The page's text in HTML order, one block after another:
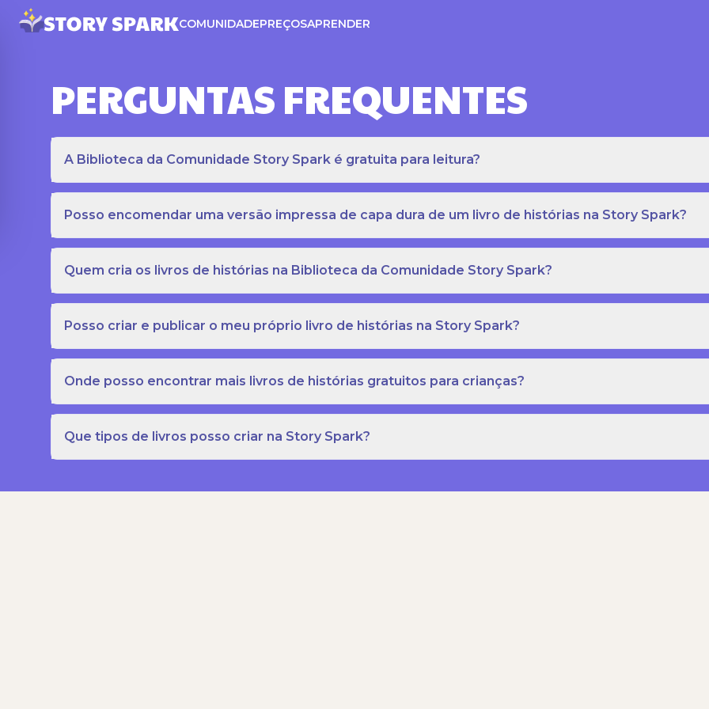
COMUNIDADEPREÇOSAPRENDER
PERGUNTAS FREQUENTES
A Biblioteca da Comunidade Story Spark é gratuita para leitura?
Posso encomendar uma versão impressa de capa dura de um livro de histórias na Story Spark?
Quem cria os livros de histórias na Biblioteca da Comunidade Story Spark?
Posso criar e publicar o meu próprio livro de histórias na Story Spark?
Onde posso encontrar mais livros de histórias gratuitos para crianças?
Que tipos de livros posso criar na Story Spark?